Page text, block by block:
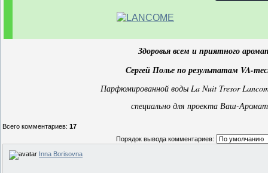
Здоровья всем и приятного
Сергей Полье по результатам VA-
Парфюмированной воды La Nuit Tresor
специально для проекта Ваш-
Всего комментариев: 17
Порядок вывода комментариев:
Inna Borisovna